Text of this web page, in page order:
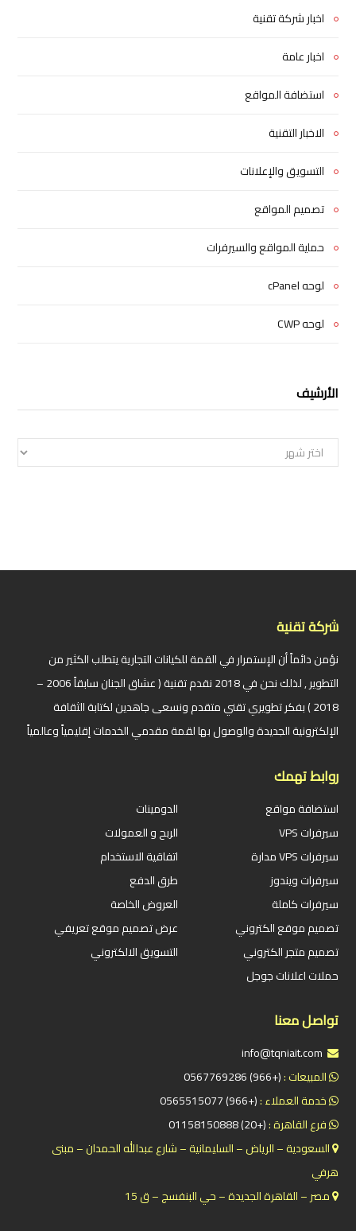
اخبار شركة تقنية
اخبار عامة
استضافة المواقع
الاخبار التقنية
التسويق والإعلانات
تصميم المواقع
حماية المواقع والسيرفرات
لوحه cPanel
لوحه CWP
الأرشيف
الأرشيف
شركة تقنية
نؤمن دائماً أن الإستمرار في القمة للكيانات التجارية يتطلب الكثير من
التطوير , لذلك نحن في 2018 نقدم تقنية ( عشاق الجنان سابقاً 2006 –
2018 ) بفكر تطويري تقني متقدم ونسعى جاهدين لكتابة الثقافة
الإلكترونية الجديدة والوصول بها لقمة مقدمي الخدمات إقليمياً وعالمياً
روابط تهمك
استضافة مواقع
سيرفرات VPS
سيرفرات VPS مدارة
سيرفرات ويندوز
سيرفرات كاملة
تصميم موقع الكتروني
تصميم متجر الكتروني
حملات اعلانات جوجل
الدومينات
الربح و العمولات
اتفاقية الاستخدام
طرق الدفع
العروض الخاصة
عرض تصميم موقع تعريفي
التسويق الالكتروني
تواصل معنا
المبيعات :(+966) 0567769286
خدمة العملاء :(+966) 0565515077
فرع القاهرة :(+20) 01158150888
السعودية – الرياض – السليمانية – شارع عبدالله الحمدان – مبنى
هرفي
مصر – القاهرة الجديدة – حي البنفسج – ق 15